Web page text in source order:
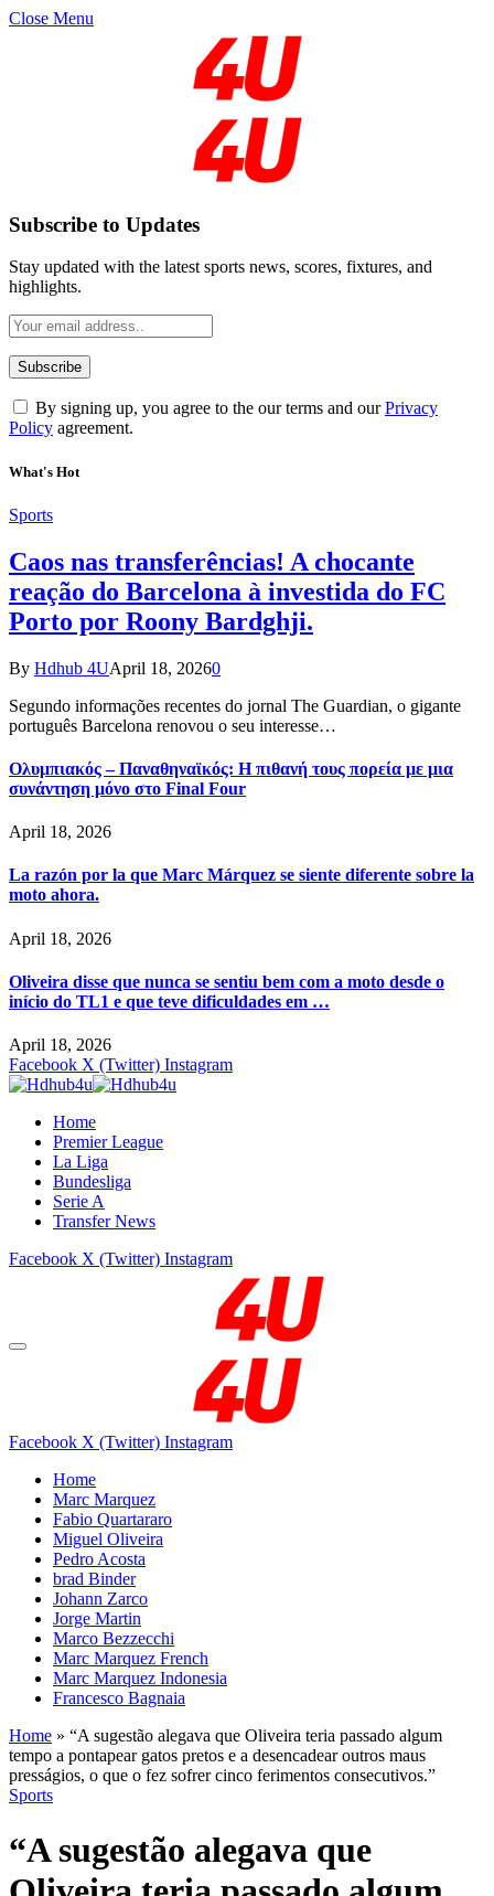
Close Menu
Subscribe to Updates
Stay updated with the latest sports news, scores, fixtures, and
highlights.
By signing up, you agree to the our terms and ourPrivacy
Policy agreement.
What's Hot
Sports
Caos nas transferências! A chocante
reação do Barcelona à investida do FC
Porto por Roony Bardghji.
By Hdhub 4UApril 18, 20260
Segundo informações recentes do jornal The Guardian, o gigante
português Barcelona renovou o seu interesse…
Ολυμπιακός – Παναθηναϊκός: Η πιθανή τους πορεία με μια
συνάντηση μόνο στο Final Four
April 18, 2026
La razón por la que Marc Márquez se siente diferente sobre la
moto ahora.
April 18, 2026
Oliveira disse que nunca se sentiu bem com a moto desde o
início do TL1 e que teve dificuldades em …
April 18, 2026
Facebook X (Twitter) Instagram
Home
Premier League
La Liga
Bundesliga
Serie A
Transfer News
Facebook X (Twitter) Instagram
Facebook X (Twitter) Instagram
Home
Marc Marquez
Fabio Quartararo
Miguel Oliveira
Pedro Acosta
brad Binder
Johann Zarco
Jorge Martin
Marco Bezzecchi
Marc Marquez French
Marc Marquez Indonesia
Francesco Bagnaia
Home » “A sugestão alegava que Oliveira teria passado algum
tempo a pontapear gatos pretos e a desencadear outros maus
presságios, o que o fez sofrer cinco ferimentos consecutivos.”
Sports
“A sugestão alegava que